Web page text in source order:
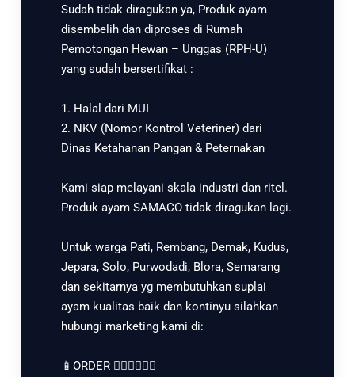
Sudah tidak diragukan ya, Produk ayam
disembelih dan diproses di Rumah
Pemotongan Hewan – Unggas (RPH-U)
yang sudah bersertifikat :
1. Halal dari MUI
2. NKV (Nomor Kontrol Veteriner) dari
Dinas Ketahanan Pangan & Peternakan
Kami siap melayani skala industri dan ritel.
Produk ayam SAMACO tidak diragukan lagi.
Untuk warga Pati, Rembang, Demak, Kudus,
Jepara, Solo, Purwodadi, Blora, Semarang
dan sekitarnya yg membutuhkan suplai
ayam kualitas baik dan kontinyu silahkan
hubungi marketing kami di:
📱ORDER 👇🏻👇🏻👇🏻